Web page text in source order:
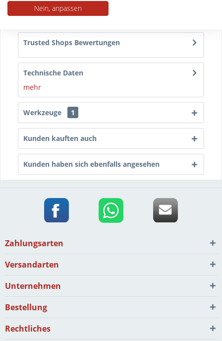
mm Diese Kufengleiter sind genau der richtige...
mehr
Trusted Shops Bewertungen
Technische Daten
mehr
Werkzeuge 1
Kunden kauften auch
Kunden haben sich ebenfalls angesehen
Zahlungsarten
Versandarten
Unternehmen
Bestellung
Rechtliches
Nein, anpassen